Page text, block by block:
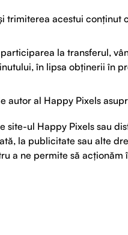
trimiterea acestui conținut
la transferul,
în lipsa obținerii în
al Happy Pixels
ul Happy Pixels sau
la publicitate sau alte
a ne permite să